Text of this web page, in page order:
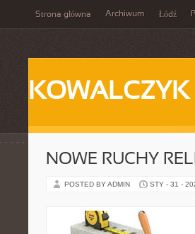
Strona główna Archiwum Łódź
KOWALCZYK
NOWE RUCHY
POSTED BY ADMIN STY - 31 -